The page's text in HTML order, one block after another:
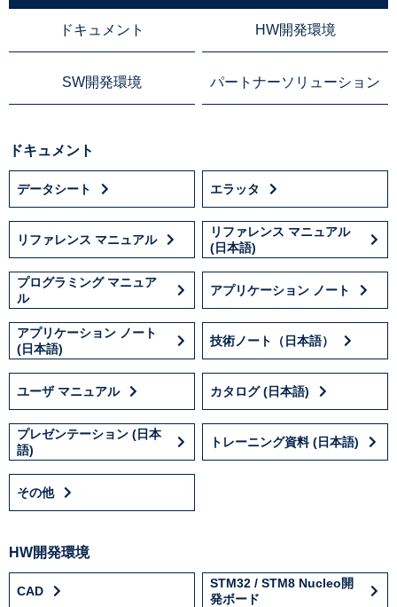
ドキュメント HW開発環境
SW開発環境 パートナーソリューション
ドキュメント
データシート エラッタ
リファレンス マニュアル
リファレンス マニュアル
(日本語)
プログラミング マニュア
ル
アプリケーション ノート
アプリケーション ノート
(日本語)
技術ノート（日本語）
ユーザ マニュアル カタログ (日本語)
プレゼンテーション (日本
語)
トレーニング資料 (日本語)
その他
HW開発環境
CAD
STM32 / STM8 Nucleo開
発ボード